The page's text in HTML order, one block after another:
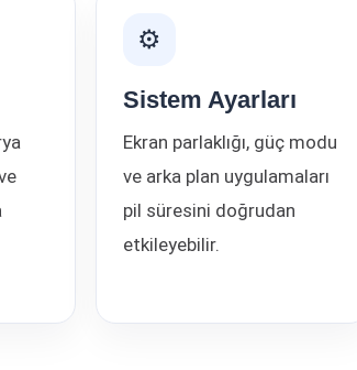
⚙
Sistem Ayarları
Ekran parlaklığı, güç modu
ve arka plan uygulamaları
pil süresini doğrudan
etkileyebilir.